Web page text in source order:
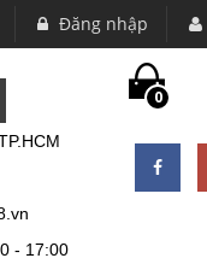
Đăng nhập
- 17:00
0